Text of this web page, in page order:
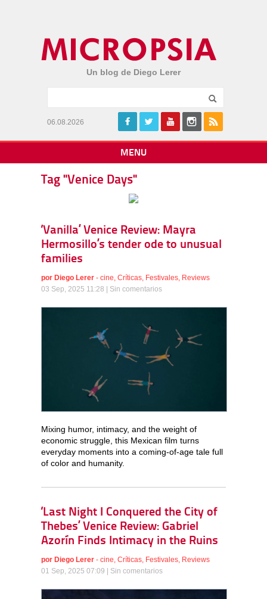
Un blog de Diego Lerer
06.08.2026
MENU
Tag "Venice Days"
‘Vanilla’ Venice Review: Mayra
Hermosillo’s tender ode to unusual
families
por Diego Lerer - cine, Críticas, Festivales, Reviews
03 Sep, 2025 11:28 | Sin comentarios
Mixing humor, intimacy, and the weight of
economic struggle, this Mexican film turns
everyday moments into a coming-of-age tale full
of color and humanity.
‘Last Night I Conquered the City of
Thebes’ Venice Review: Gabriel
Azorín Finds Intimacy in the Ruins
por Diego Lerer - cine, Críticas, Festivales, Reviews
01 Sep, 2025 07:09 | Sin comentarios